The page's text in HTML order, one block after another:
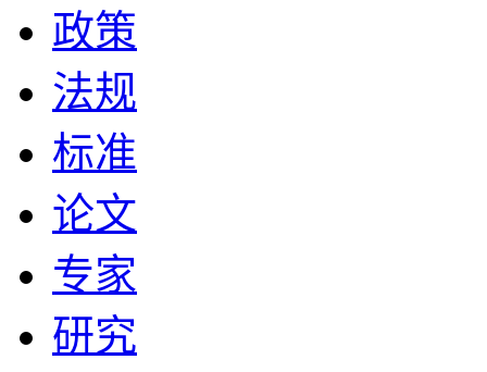
政策
法规
标准
论文
专家
研究